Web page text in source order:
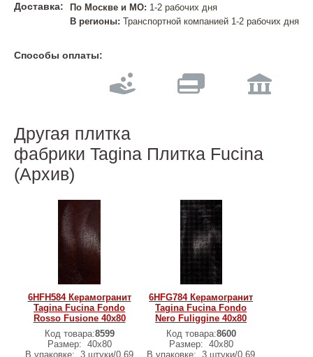
Доставка: По Москве и МО: 1-2 рабочих дня
В регионы: Транспортной компанией 1-2 рабочих дня
Способы оплаты:
Другая плитка
фабрики Tagina Плитка Fucina
(Архив)
6HFH584 Керамогранит
Tagina Fucina Fondo
Rosso Fusione 40x80
Код товара:8599
Размер: 40x80
В упаковке: 3 штуки/0,69
6HFG784 Керамогранит
Tagina Fucina Fondo
Nero Fuliggine 40x80
Код товара:8600
Размер: 40x80
В упаковке: 3 штуки/0,69